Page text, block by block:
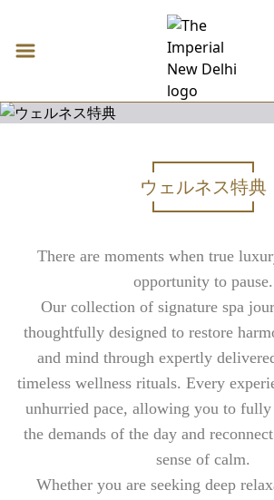
アコモデーション
THE IMPERIAL ルー
HERITAGE ルーム
GRAND HERITAGE ル
HERITAGE スイート
DECO スイート
VICEROY スイート
贅沢 スイート
THE IMPERIAL スイート
アクセシブル ルーム
オート・パティスリ
スパイスルート
サン・ジミニャーノ
千九百十一 レストラ
ジ・アトリウム
ハーディング・バー
THE HARDINGE BAR
1911 BAR
会議・イベント
MEETINGS
SOCIAL
ONE IMPERIAL PLACE
REGAL
帝国の夏季集会
ウェルネス
THE IMPERIAL SPA
オファー
AYURVEDA
トリートメントメニュ
プール
ヨガの聖域
フィットネス
IMPERIAL SALON（インペリ
インペリアルブティ
インペリアルブティッ
インペリアルラウン
インペリアルラウン
体験記
美術
タージ・マハルへの日帰
シティツアー
IMPERIAL FLEET（インペリア
人里離れた
今後のイベント予定
特別オファー
冬のオファー
ENDEFRJA RUPTES
ウェルネス特典
There are moments when true
opportunity to pause.
Our collection of signature spa
thoughtfully designed to restore
and mind through expertly
timeless wellness rituals. Every
unhurried pace, allowing you to
the demands of the day and
sense of calm.
Whether you are seeking deep